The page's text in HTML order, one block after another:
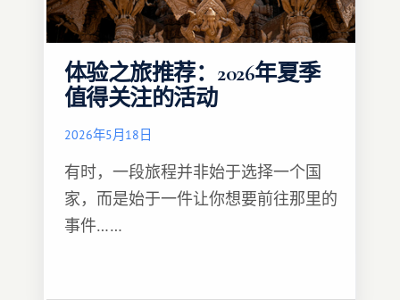
体验之旅推荐：2026年夏季
值得关注的活动
2026年5月18日
有时，一段旅程并非始于选择一个国
家，而是始于一件让你想要前往那里的
事件……